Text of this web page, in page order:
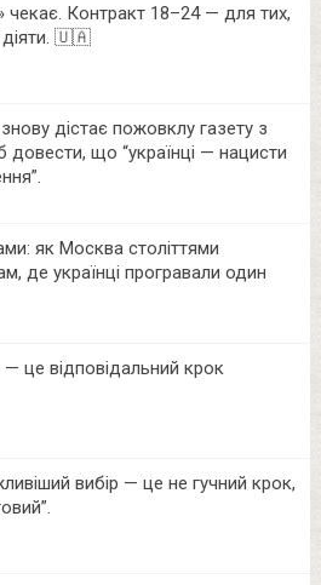
чекає. Контракт 18–24 — для тих,
діяти. 🇺🇦
дістає пожовклу газету з
довести, що “українці — нацисти
як Москва століттями
де українці програвали один
це відповідальний крок
вибір — це не гучний крок,